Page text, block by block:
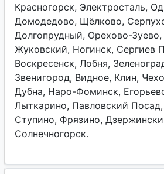
Красногорск, Электросталь,
Домодедово, Щёлково,
Долгопрудный, Орехово-
Жуковский, Ногинск, Сергиев
Воскресенск, Лобня,
Звенигород, Видное, Клин,
Дубна, Наро-Фоминск,
Лыткарино, Павловский
Ступино, Фрязино,
Солнечногорск.